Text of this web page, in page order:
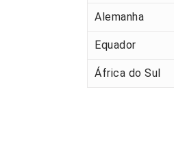
Alemanha
Equador
África do Sul